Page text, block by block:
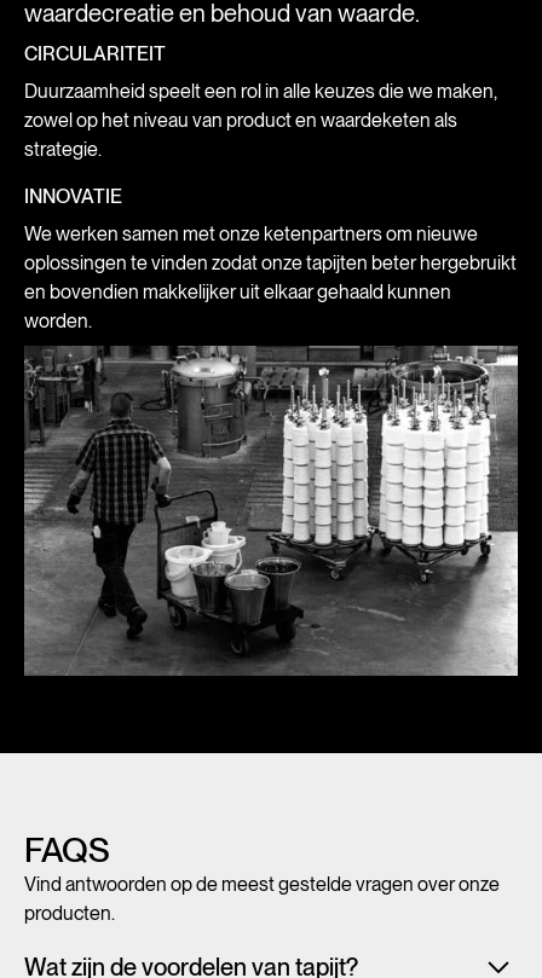
waardecreatie en behoud van waarde.
CIRCULARITEIT
Duurzaamheid speelt een rol in alle keuzes die we maken,
zowel op het niveau van product en waardeketen als
strategie.
INNOVATIE
We werken samen met onze ketenpartners om nieuwe
oplossingen te vinden zodat onze tapijten beter hergebruikt
en bovendien makkelijker uit elkaar gehaald kunnen
worden.
FAQS
Vind antwoorden op de meest gestelde vragen over onze
producten.
Wat zijn de voordelen van tapijt?